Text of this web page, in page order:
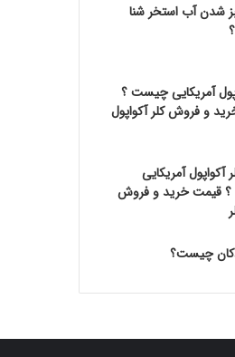
شدن آب استخر شنا
آمریکایی چیست ؟
و فروش کلر آکواپول
آمریکایی
قیمت خرید و فروش
چیست؟